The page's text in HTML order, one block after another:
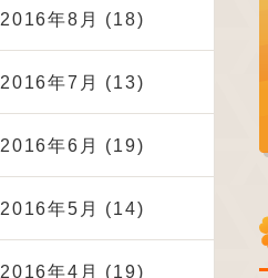
2016年8月 (18)
2016年7月 (13)
2016年6月 (19)
2016年5月 (14)
2016年4月 (19)